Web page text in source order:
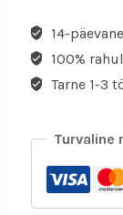
14-
100%
Tarne 1-3
Turvaline